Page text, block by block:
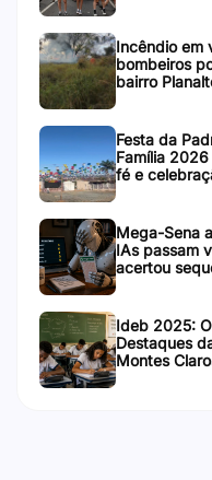
Incêndio em
bombeiros
bairro
Festa da
Família
fé e
Mega-Sena
IAs passam
acertou
Ideb 2025:
Destaques
Montes